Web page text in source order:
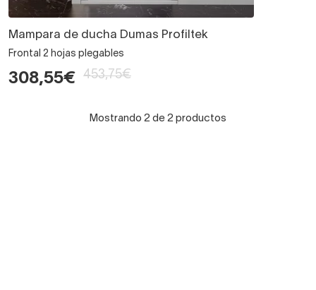
Mampara de ducha Dumas Profiltek
Frontal 2 hojas plegables
308,55€ 453,75€
Mostrando 2 de 2 productos